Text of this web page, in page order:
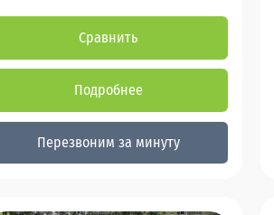
Сравнить
Подробнее
Перезвоним за минуту